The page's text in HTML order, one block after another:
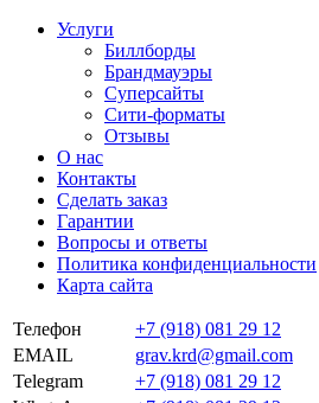
Услуги
Биллборды
Брандмауэры
Суперсайты
Сити-форматы
Отзывы
О нас
Контакты
Сделать заказ
Гарантии
Вопросы и ответы
Политика конфиденциальности
Карта сайта
Телефон
+7 (918) 081 29 12
EMAIL
grav.krd@gmail.com
Telegram
+7 (918) 081 29 12